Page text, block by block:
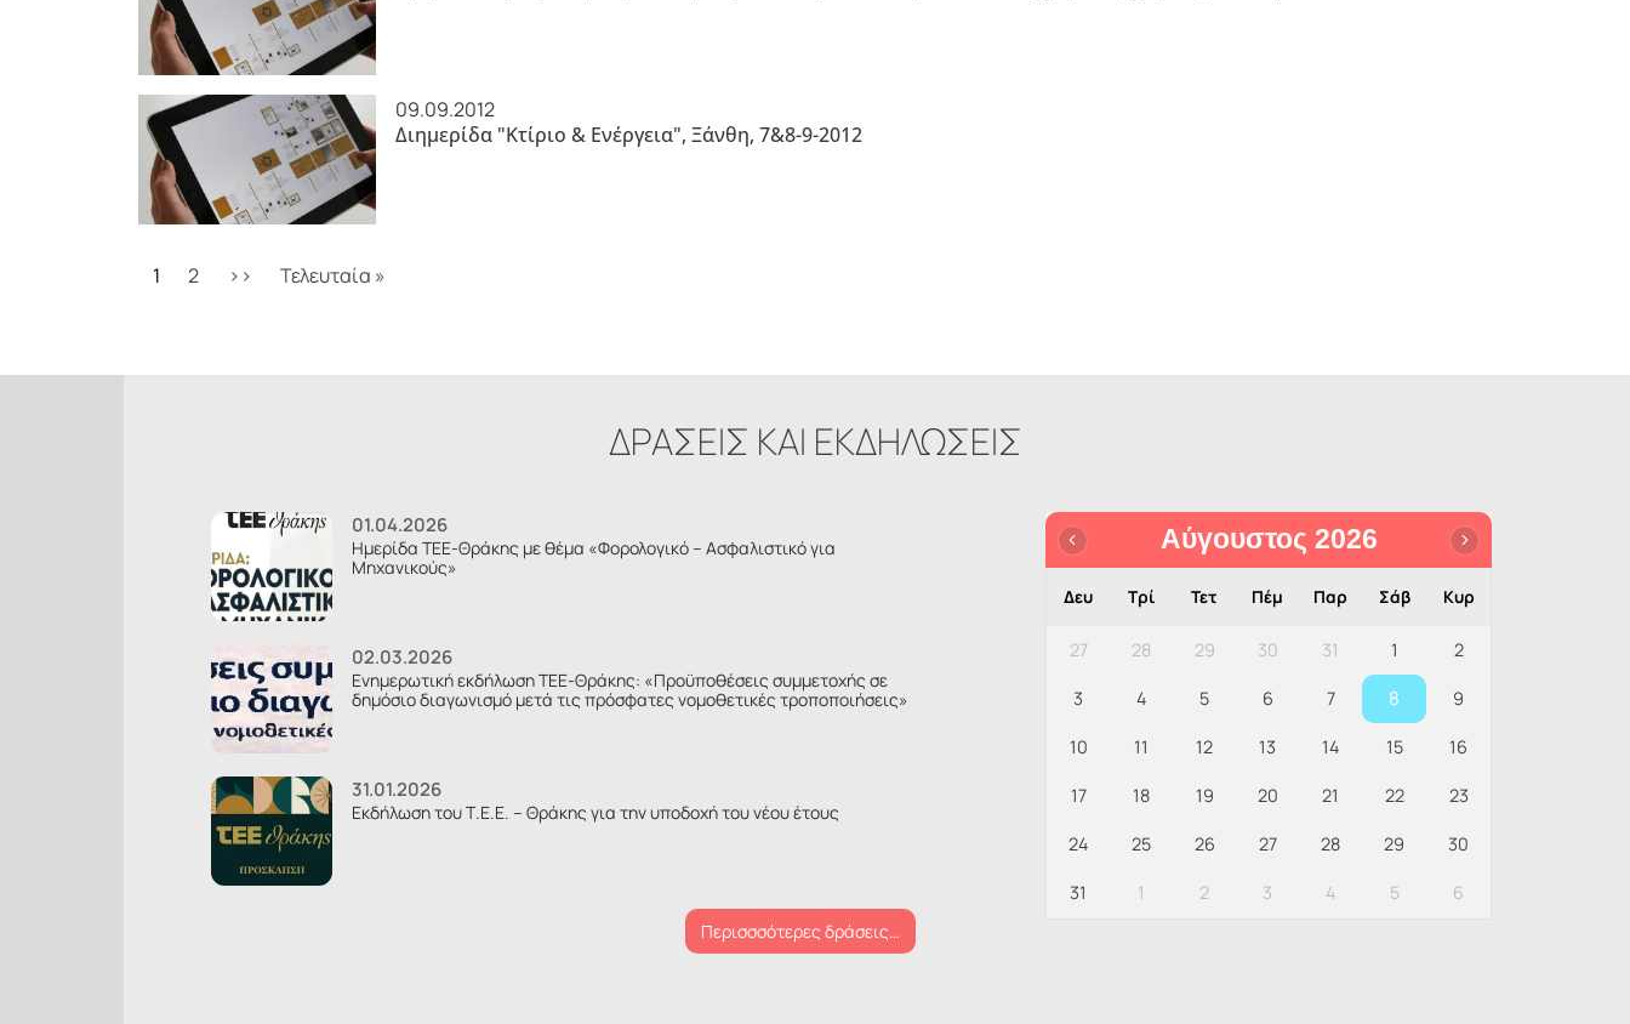
09.09.2012
Διημερίδα "Κτίριο & Ενέργεια", Ξάνθη, 7&8-9-2012
Σελιδοποίηση
1 2 ›› Next page
Τελευταία »
ΔΡΑΣΕΙΣ ΚΑΙ ΕΚΔΗΛΩΣΕΙΣ
01.04.2026
Ημερίδα ΤΕΕ-Θράκης με θέμα «Φορολογικό – Ασφαλιστικό για
Μηχανικούς»
02.03.2026
Ενημερωτική εκδήλωση ΤΕΕ-Θράκης: «Προϋποθέσεις συμμετοχής σε
δημόσιο διαγωνισμό μετά τις πρόσφατες νομοθετικές τροποποιήσεις»
31.01.2026
Εκδήλωση του Τ.Ε.Ε. – Θράκης για την υποδοχή του νέου έτους
Περισσσότερες δράσεις…
Αύγουστος 2026
Δευ Τρί Τετ Πέμ Παρ Σάβ Κυρ
27 28 29 30 31 1 2
3 4 5 6 7 8 9
10 11 12 13 14 15 16
17 18 19 20 21 22 23
24 25 26 27 28 29 30
31 1 2 3 4 5 6